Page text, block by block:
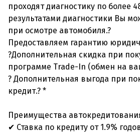
проходят диагностику по более
результатами диагностики Вы
при осмотре автомобиля.?
Предоставляем гарантию
?Дополнительная скидка при
программе Trade-In (обмен на
? Дополнительная выгода при
кредит.? *
Преимущества
✔ Ставка по кредиту от 1.9%